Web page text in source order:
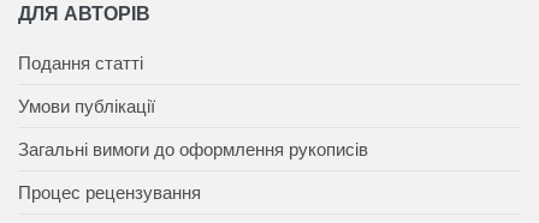
ДЛЯ АВТОРІВ
Подання статті
Умови публікації
Загальні вимоги до оформлення рукописів
Процес рецензування